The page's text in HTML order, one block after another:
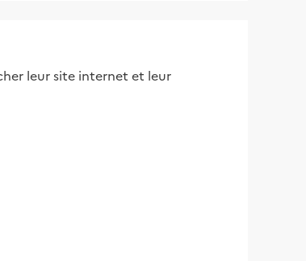
leur site internet et leur